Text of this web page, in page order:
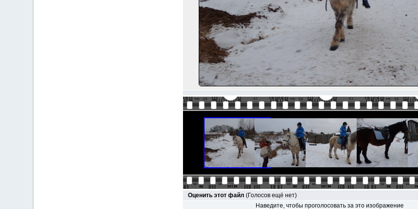
Оценить этот файл (Голосов ещё нет)
Наведите, чтобы проголосовать за это изображение